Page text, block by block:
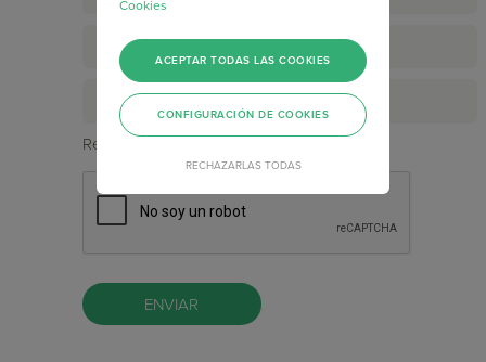
Resuelve Captcha*
Cookies
RECHAZARLAS TODAS
ACEPTAR TODAS LAS COOKIES
CONFIGURACIÓN DE COOKIES